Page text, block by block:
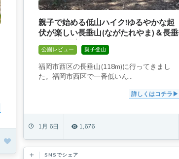
親子で始める低山ハイク!ゆるやかな起
伏が楽しい長垂山(ながたれやま)＆長垂
公園[福岡市西区]
公園レビュー 親子登山
福岡市西区の長垂山(118m)に行ってきまし
た。福岡市西区で一番低いん...
詳しくはコチラ
1月 6日 1,676
SNSでシェア